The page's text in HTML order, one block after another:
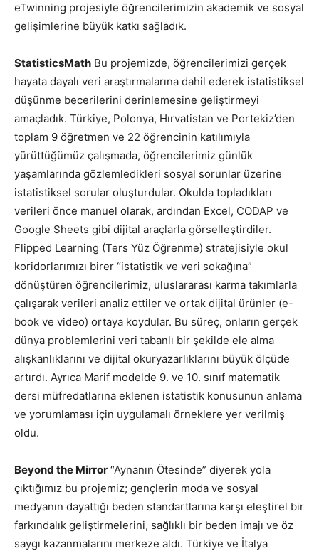
eTwinning projesiyle öğrencilerimizin akademik ve sosyal
gelişimlerine büyük katkı sağladık.
StatisticsMath Bu projemizde, öğrencilerimizi gerçek
hayata dayalı veri araştırmalarına dahil ederek istatistiksel
düşünme becerilerini derinlemesine geliştirmeyi
amaçladık. Türkiye, Polonya, Hırvatistan ve Portekiz’den
toplam 9 öğretmen ve 22 öğrencinin katılımıyla
yürüttüğümüz çalışmada, öğrencilerimiz günlük
yaşamlarında gözlemledikleri sosyal sorunlar üzerine
istatistiksel sorular oluşturdular. Okulda topladıkları
verileri önce manuel olarak, ardından Excel, CODAP ve
Google Sheets gibi dijital araçlarla görselleştirdiler.
Flipped Learning (Ters Yüz Öğrenme) stratejisiyle okul
koridorlarımızı birer “istatistik ve veri sokağına”
dönüştüren öğrencilerimiz, uluslararası karma takımlarla
çalışarak verileri analiz ettiler ve ortak dijital ürünler (e-
book ve video) ortaya koydular. Bu süreç, onların gerçek
dünya problemlerini veri tabanlı bir şekilde ele alma
alışkanlıklarını ve dijital okuryazarlıklarını büyük ölçüde
artırdı. Ayrıca Marif modelde 9. ve 10. sınıf matematik
dersi müfredatlarına eklenen istatistik konusunun anlama
ve yorumlaması için uygulamalı örneklere yer verilmiş
oldu.
Beyond the Mirror “Aynanın Ötesinde” diyerek yola
çıktığımız bu projemiz; gençlerin moda ve sosyal
medyanın dayattığı beden standartlarına karşı eleştirel bir
farkındalık geliştirmelerini, sağlıklı bir beden imajı ve öz
saygı kazanmalarını merkeze aldı. Türkiye ve İtalya